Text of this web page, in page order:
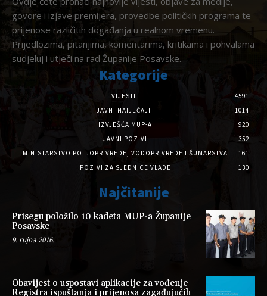
govore i izjave premijera, provedbe političkih programa te
prijenose različitih događanja u realnom vremenu.
Prijedlozima, pitanjima, komentarima, kritikama i pohvalama
sudjeluj i utječi na rad Županije Posavske.
Kategorije
VIJESTI
4591
JAVNI NATJEČAJI
1014
IZVJEŠĆA MUP-A
920
JAVNI POZIVI
352
MINISTARSTVO POLJOPRIVREDE, VODOPRIVREDE I ŠUMARSTVA
161
POZIVI ZA SJEDNICE VLADE
130
Najčitanije
Prisegu položilo 10 kadeta MUP-a Županije
Posavske
9. rujna 2016.
Obavijest o uspostavi aplikacije za vođenje
Registra ispuštanja i prijenosa zagađujućih